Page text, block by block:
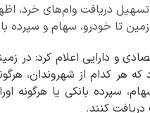
تسهیل دریافت وام‌های خرد،
تا خودرو، سهام و سپرده
و دارایی اعلام کرد: در
هر کدام از شهروندان،
سپرده بانکی یا هرگونه
کنند.